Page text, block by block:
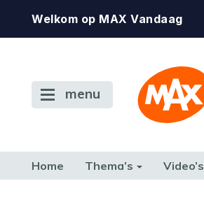
Welkom op MAX Vandaag
menu
Home Thema’s Video’s